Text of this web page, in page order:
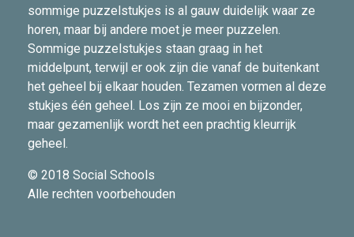
sommige puzzelstukjes is al gauw duidelijk waar ze
horen, maar bij andere moet je meer puzzelen.
Sommige puzzelstukjes staan graag in het
middelpunt, terwijl er ook zijn die vanaf de buitenkant
het geheel bij elkaar houden. Tezamen vormen al deze
stukjes één geheel. Los zijn ze mooi en bijzonder,
maar gezamenlijk wordt het een prachtig kleurrijk
geheel.
© 2018 Social Schools
Alle rechten voorbehouden